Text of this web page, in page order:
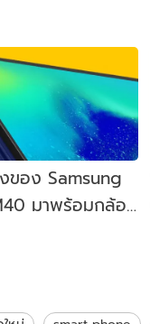
ของ Samsung
มาพร้อมกล้อง